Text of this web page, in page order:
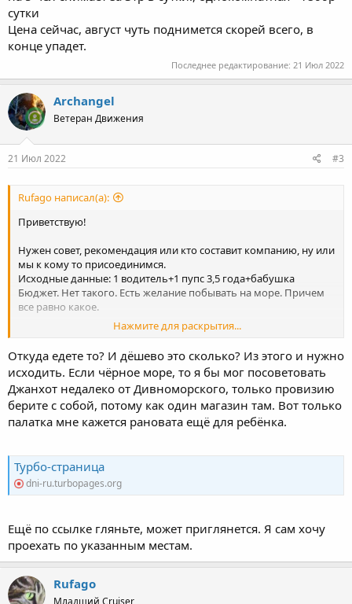
сутки
Цена сейчас, август чуть поднимется скорей всего, в
конце упадет.
Последнее редактирование: 21 Июл 2022
Archangel
Ветеран Движения
21 Июл 2022 #3
Rufago написал(а):
Приветствую!
Нужен совет, рекомендация или кто составит компанию, ну или
мы к кому то присоединимся.
Исходные данные: 1 водитель+1 пупс 3,5 года+бабушка
Бюджет. Нет такого. Есть желание побывать на море. Причем
все равно какое.
Хотим поехать на море, но так как всякие сочи и тд безумно
для нас дорого. Возможно палатки.
Посоветуйте куда можно поехать, конец августа, начало
сентября. Ну чтобы очень дешево получилось.
Или кто-то ищет компанию.
Нажмите для раскрытия...
Откуда едете то? И дёшево это сколько? Из этого и нужно
исходить. Если чёрное море, то я бы мог посоветовать
Джанхот недалеко от Дивноморского, только провизию
берите с собой, потому как один магазин там. Вот только
палатка мне кажется рановата ещё для ребёнка.
Турбо-страница
dni-ru.turbopages.org
Ещё по ссылке гляньте, может приглянется. Я сам хочу
проехать по указанным местам.
Rufago